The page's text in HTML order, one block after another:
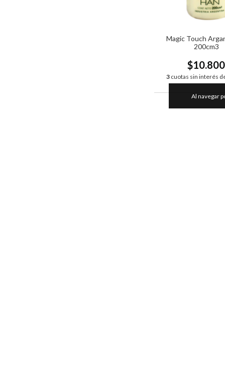
Al navegar
Magic Touch
200cm3
$10.800
3 cuotas sin interés